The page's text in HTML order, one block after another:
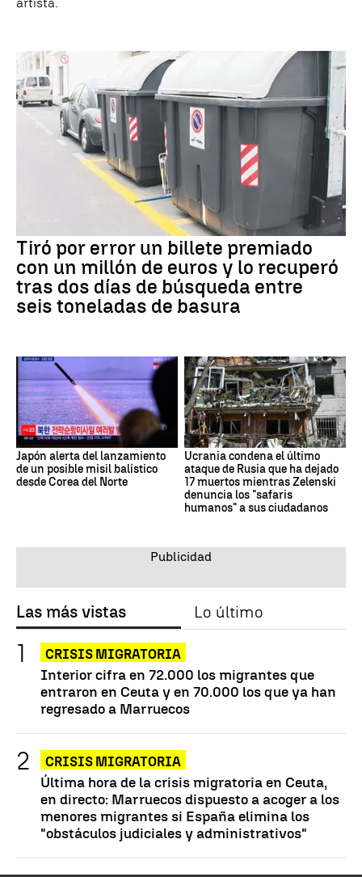
Tiró por error un billete premiado
con un millón de euros y lo recuperó
tras dos días de búsqueda entre
seis toneladas de basura
Japón alerta del lanzamiento
de un posible misil balístico
desde Corea del Norte
Ucrania condena el último
ataque de Rusia que ha dejado
17 muertos mientras Zelenski
denuncia los "safaris
humanos" a sus ciudadanos
Las más vistas Lo último
CRISIS MIGRATORIA
Interior cifra en 72.000 los migrantes que
entraron en Ceuta y en 70.000 los que ya han
regresado a Marruecos
CRISIS MIGRATORIA
Última hora de la crisis migratoria en Ceuta,
en directo: Marruecos dispuesto a acoger a los
menores migrantes si España elimina los
"obstáculos judiciales y administrativos"